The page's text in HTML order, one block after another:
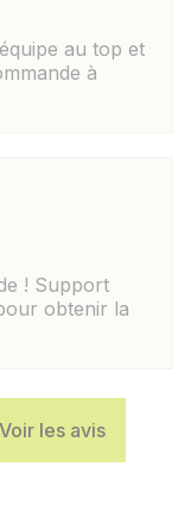
au top et
à
! Support
obtenir la
Voir les avis